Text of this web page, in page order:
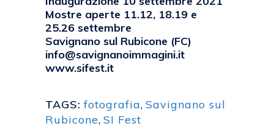
Mostre aperte 11.12, 18.19 e
25.26 settembre
Savignano sul Rubicone (FC)
info@savignanoimmagini.it
www.sifest.it
TAGS: fotografia, Savignano sul
Rubicone, SI Fest